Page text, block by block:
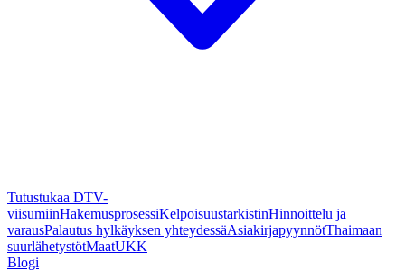
Tutustukaa DTV-
viisumiinHakemusprosessiKelpoisuustarkistinHinnoittelu ja
varausPalautus hylkäyksen yhteydessäAsiakirjapyynnötThaimaan
suurlähetystötMaatUKK
Blogi